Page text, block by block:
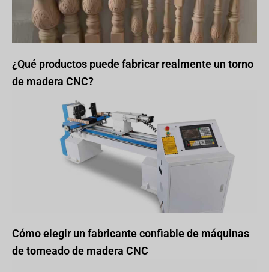
¿Qué productos puede fabricar realmente un torno
de madera CNC?
Cómo elegir un fabricante confiable de máquinas
de torneado de madera CNC